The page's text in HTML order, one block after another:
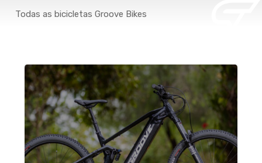
Todas as bicicletas Groove Bikes